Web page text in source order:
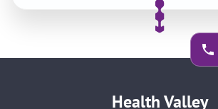
Health Valley